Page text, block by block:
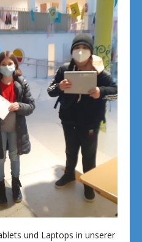
und Laptops in unserer